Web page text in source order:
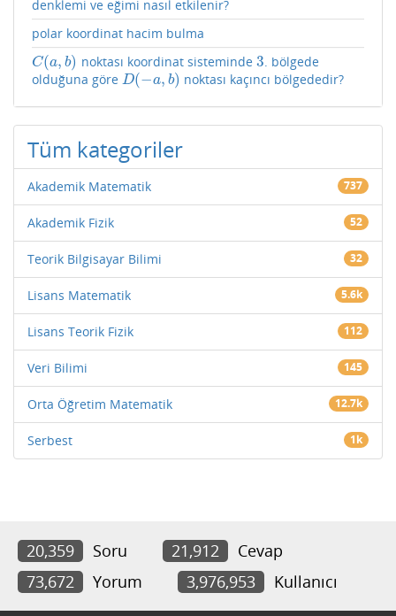
denklemi ve eğimi nasıl etkilenir?
polar koordinat hacim bulma
C(a, b)
C(a,b noktası koordinat sisteminde 3
3. bölgede
olduğuna göre D(−a, b)
D(−a,b) noktası kaçıncı bölgededir?
Tüm kategoriler
Akademik Matematik 737
Akademik Fizik 52
Teorik Bilgisayar Bilimi 32
Lisans Matematik 5.6k
Lisans Teorik Fizik 112
Veri Bilimi 145
Orta Öğretim Matematik 12.7k
Serbest 1k
20,359 Soru 21,912
Cevap
73,672
Yorum 3,976,953 Kullanıcı